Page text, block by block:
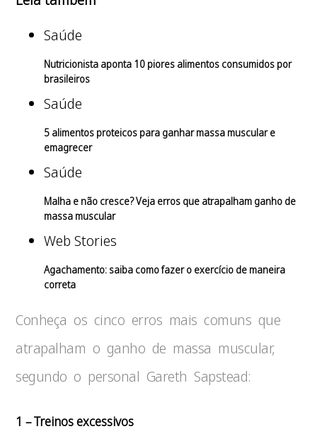
Saúde
Nutricionista aponta 10 piores alimentos consumidos por
brasileiros
Saúde
5 alimentos proteicos para ganhar massa muscular e
emagrecer
Saúde
Malha e não cresce? Veja erros que atrapalham ganho de
massa muscular
Web Stories
Agachamento: saiba como fazer o exercício de maneira
correta
Conheça os cinco erros mais comuns que
atrapalham o ganho de massa muscular,
segundo o personal Gareth Sapstead:
1 – Treinos excessivos